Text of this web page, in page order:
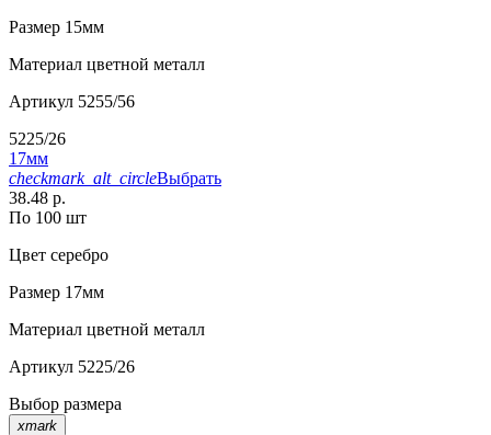
Размер 15мм
Материал цветной металл
Артикул 5255/56
5225/26
17мм
checkmark_alt_circleВыбрать
38.48 р.
По 100 шт
Цвет серебро
Размер 17мм
Материал цветной металл
Артикул 5225/26
Выбор размера
xmark